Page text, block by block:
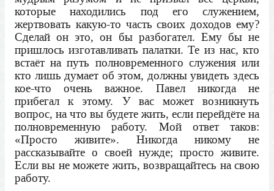
которые находились под его служением,
жертвовать какую-то часть своих доходов ему?
Сделай он это, он бы разбогател. Ему бы не
пришлось изготавливать палатки. Те из нас, кто
встаёт на путь полновременного служения или
кто лишь думает об этом, должны увидеть здесь
кое-что очень важное. Павел никогда не
прибегал к этому. У вас может возникнуть
вопрос, на что вы будете жить, если перейдёте на
полновременную работу. Мой ответ таков:
«Просто живите». Никогда никому не
рассказывайте о своей нужде; просто живите.
Если вы не можете жить, возвращайтесь на свою
работу.